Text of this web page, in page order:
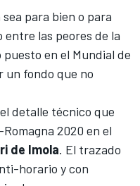
para bien o para
las peores de la
en el Mundial de
un fondo que no
detalle técnico que
2020 en el
de Imola. El trazado
horario y con